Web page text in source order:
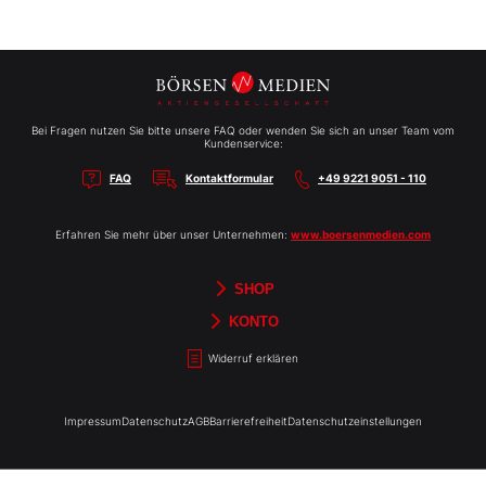
Bei Fragen nutzen Sie bitte unsere FAQ oder wenden Sie sich an unser Team vom
Kundenservice:
FAQ Kontaktformular +49 9221 9051 - 110
Erfahren Sie mehr über unser Unternehmen: www.boersenmedien.com
SHOP
Börsenbriefe
Aktien-Reports
HEBELTRADER
TradingDay
Newsletter
Merchandise
Gutscheine
KONTO
Widerruf erklären
ImpressumDatenschutzAGBBarrierefreiheitDatenschutzeinstellungen